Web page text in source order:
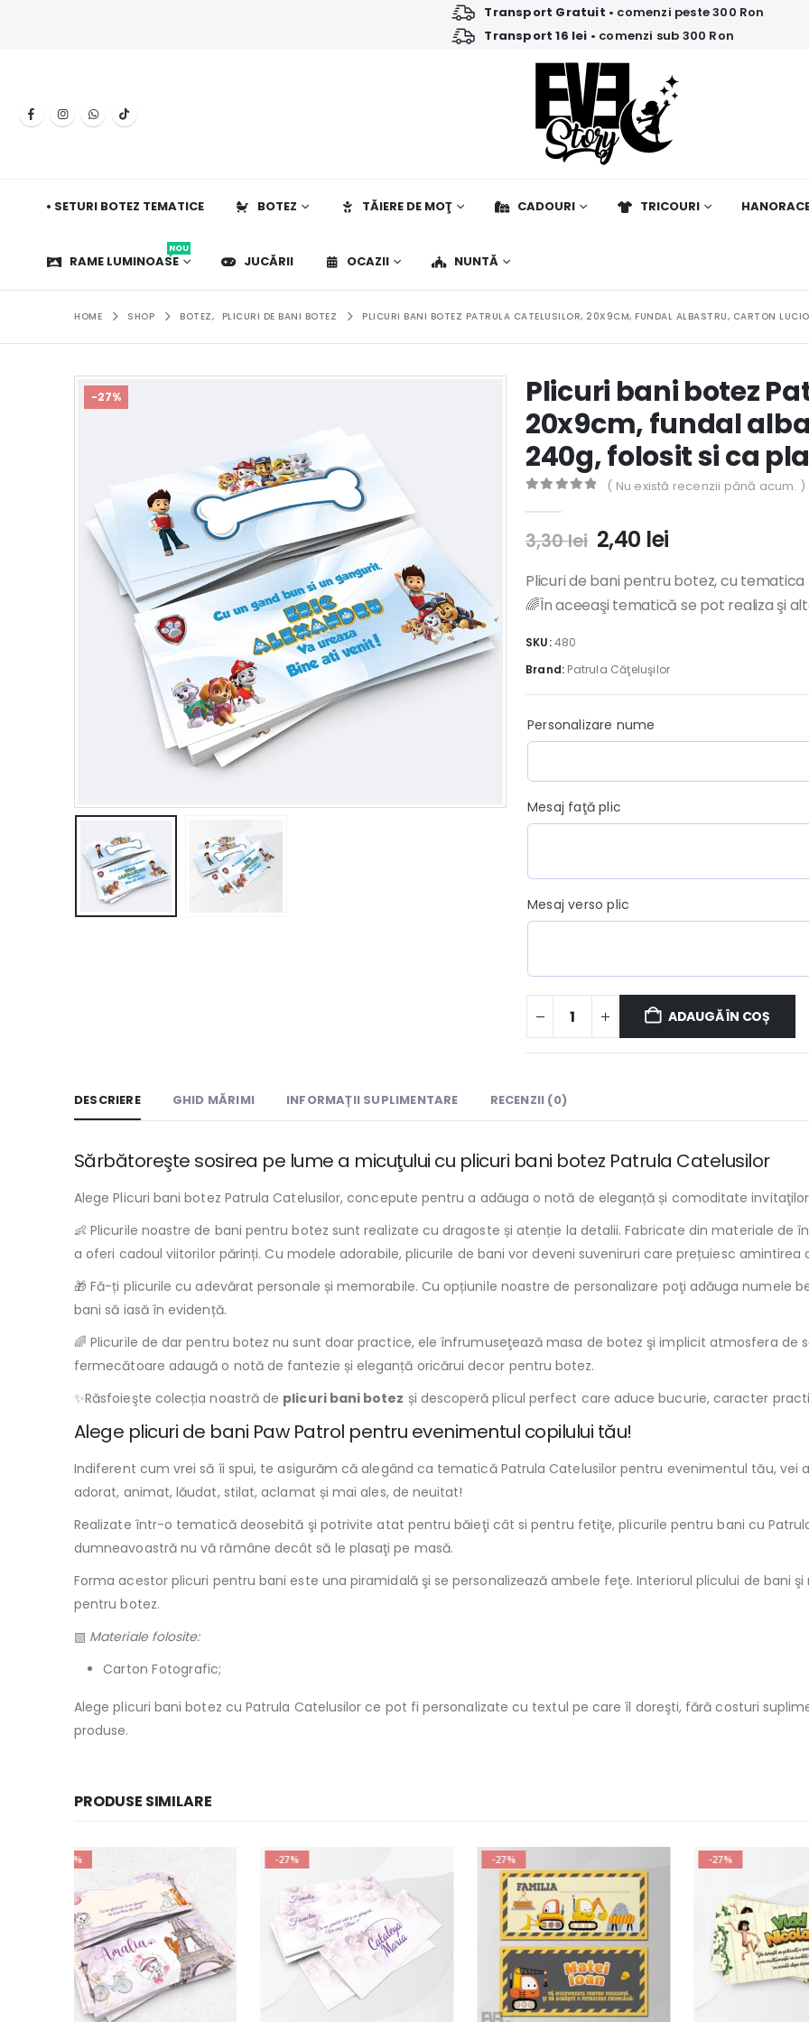
Transport Gratuit • comenzi peste 300 Ron
Transport 16 lei • comenzi sub 300 Ron
• SETURI BOTEZ TEMATICE BOTEZ TĂIERE DE MOŢ CADOURI TRICOURI
RAME LUMINOASE
NOU
JUCĂRII OCAZII NUNTĂ
HOME SHOP BOTEZ, PLICURI DE BANI BOTEZ PLICURI BANI BOTEZ PATRULA CATELUSILOR, 20X9CM, FUNDAL ALBASTRU, CARTON
-27%
Plicuri bani botez
20x9cm, fundal
240g, folosit si ca
( Nu există recenzii până acum. )
3,30lei Prețul
a
fost:
2,40 leiPrețul
este:
2,40 lei.
Plicuri de bani pentru botez, cu tematica
🌈În aceeaşi tematică se pot realiza şi
SKU:480
Brand: Patrula Căţeluşilor
Personalizare nume
Mesaj faţă plic
Mesaj verso plic
ADAUGĂ ÎN COȘ
DESCRIERE GHID MĂRIMI INFORMAȚII SUPLIMENTARE RECENZII (0)
Sărbătoreşte sosirea pe lume a micuţului cu plicuri bani botez Patrula Catelusilor
Alege Plicuri bani botez Patrula Catelusilor, concepute pentru a adăuga o notă de eleganță și comoditate
👶 Plicurile noastre de bani pentru botez sunt realizate cu dragoste și atenție la detalii. Fabricate din materiale
a oferi cadoul viitorilor părinți. Cu modele adorabile, plicurile de bani vor deveni suveniruri care prețuiesc amintirea
🎁 Fă-ți plicurile cu adevărat personale și memorabile. Cu opțiunile noastre de personalizare poţi adăuga numele
bani să iasă în evidență.
🌈 Plicurile de dar pentru botez nu sunt doar practice, ele înfrumuseţează masa de botez şi implicit atmosfera de
fermecătoare adaugă o notă de fantezie și eleganță oricărui decor pentru botez.
✨Răsfoieşte colecția noastră de plicuri bani botez și descoperă plicul perfect care aduce bucurie, caracter
Alege plicuri de bani Paw Patrol pentru evenimentul copilului tău!
Indiferent cum vrei să îi spui, te asigurăm că alegând ca tematică Patrula Catelusilor pentru evenimentul tău,
adorat, animat, lăudat, stilat, aclamat și mai ales, de neuitat!
Realizate într-o tematică deosebită şi potrivite atat pentru băieţi cât si pentru fetiţe, plicurile pentru bani cu
dumneavoastră nu vă rămâne decât să le plasaţi pe masă.
Forma acestor plicuri pentru bani este una piramidală şi se personalizează ambele feţe. Interiorul plicului de bani
pentru botez.
▧ Materiale folosite:
Carton Fotografic;
Alege plicuri bani botez cu Patrula Catelusilor ce pot fi personalizate cu textul pe care îl doreşti, fără costuri
produse.
PRODUSE SIMILARE